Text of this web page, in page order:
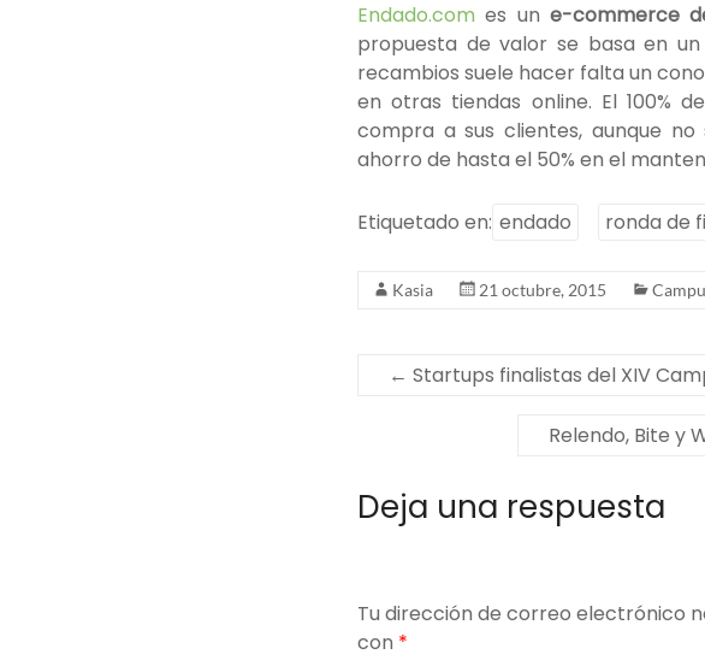
Endado.com es un e-commerce
propuesta de valor se basa en
recambios suele hacer falta un
en otras tiendas online. El 100%
compra a sus clientes, aunque
ahorro de hasta el 50% en el
Etiquetado en: endado ronda de
Kasia 21 octubre, 2015
← Startups finalistas del XIV
Relendo, Bite y
Deja una respuesta
Tu dirección de correo electrónico
con *